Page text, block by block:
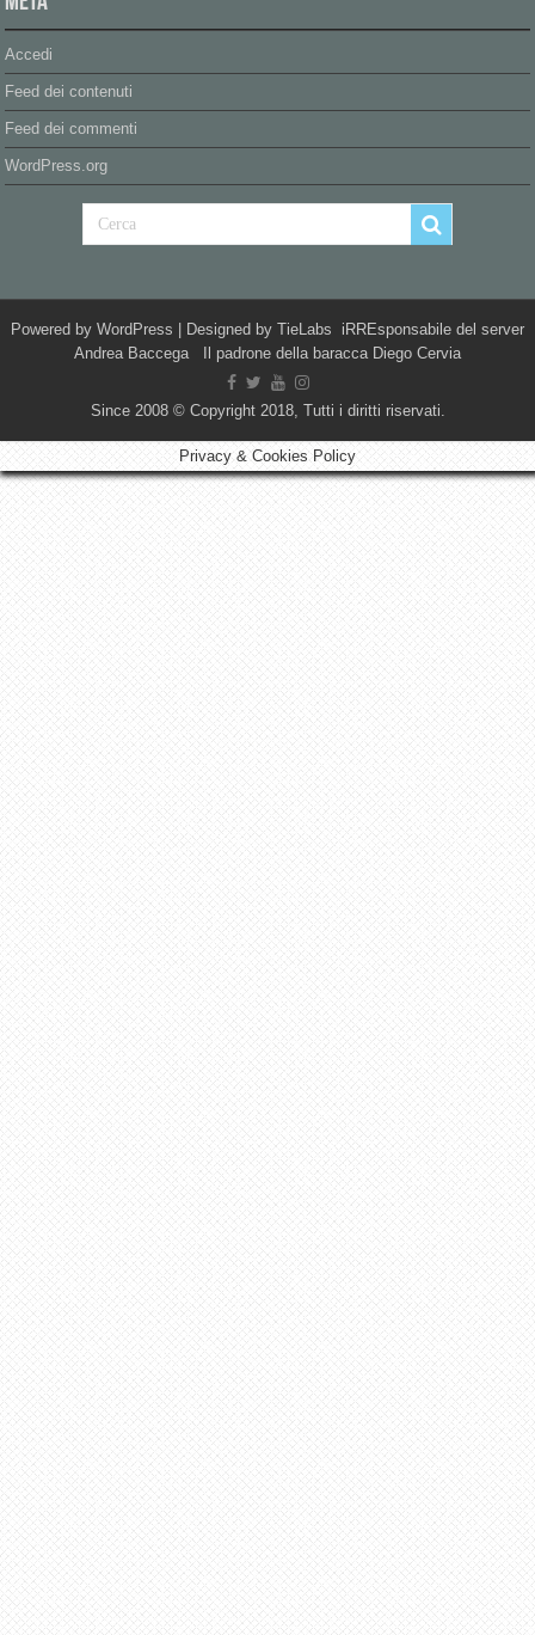
Accedi
Feed dei contenuti
Feed dei commenti
WordPress.org
Powered by WordPress | Designed by TieLabs iRREsponsabile del server
Andrea Baccega Il padrone della baracca Diego Cervia
Since 2008 © Copyright 2018, Tutti i diritti riservati.
Privacy & Cookies Policy